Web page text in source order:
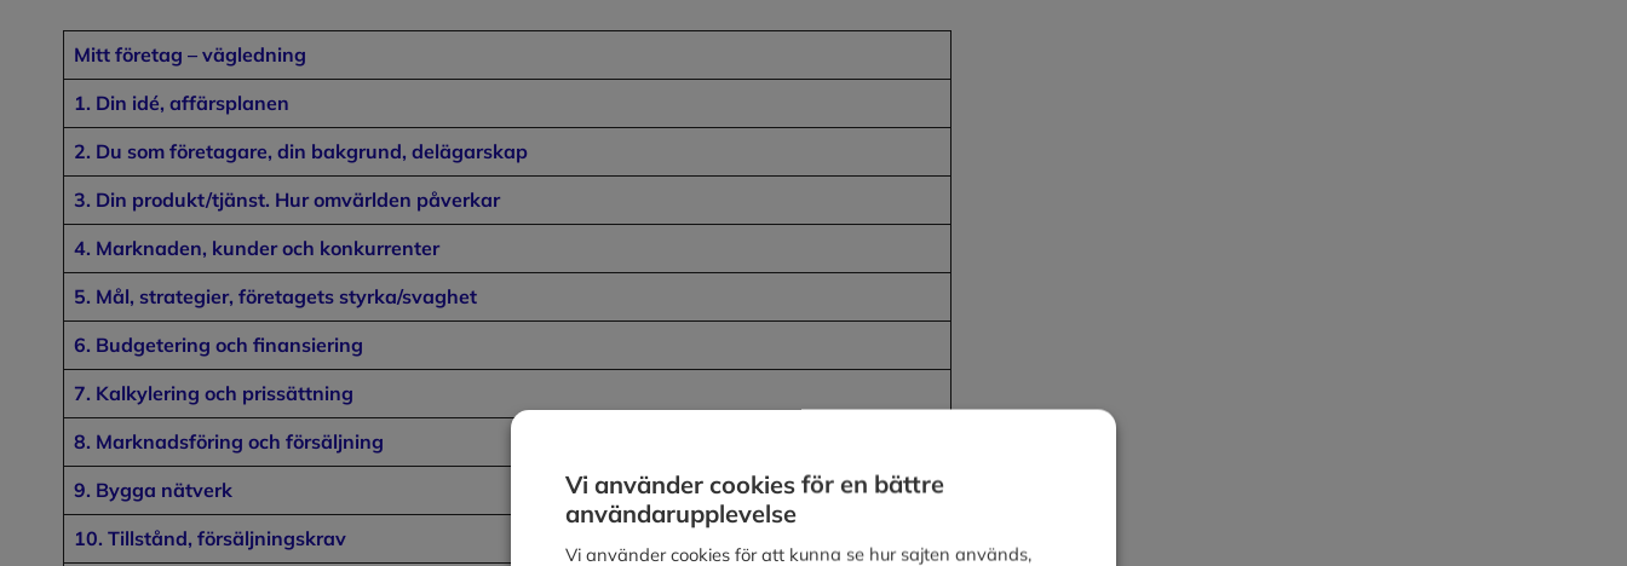
Mitt företag – vägledning
1. Din idé, affärsplanen
2. Du som företagare, din bakgrund, delägarskap
3. Din produkt/tjänst. Hur omvärlden påverkar
4. Marknaden, kunder och konkurrenter
5. Mål, strategier, företagets styrka/svaghet
6. Budgetering och finansiering
7. Kalkylering och prissättning
8. Marknadsföring och försäljning
9. Bygga nätverk
10. Tillstånd, försäljningskrav
Vi använder cookies för en bättre
användarupplevelse
Vi använder cookies för att kunna se hur sajten används,